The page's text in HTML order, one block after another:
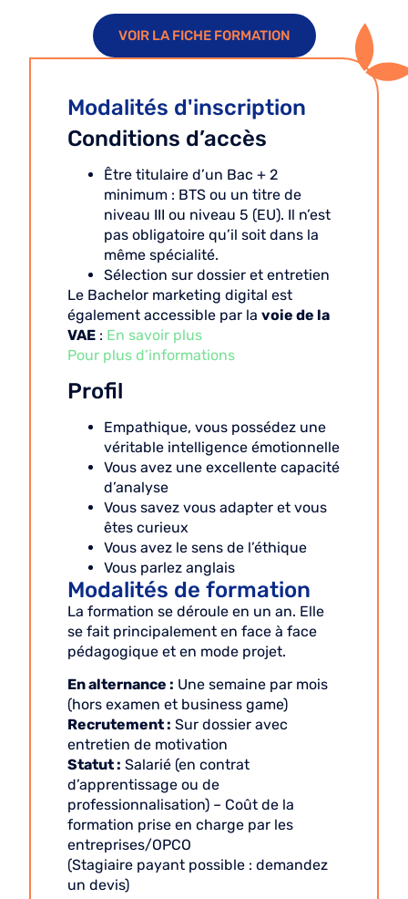
VOIR LA FICHE FORMATION
Modalités d'inscription
Conditions d’accès
Être titulaire d’un Bac + 2
minimum : BTS ou un titre de
niveau III ou niveau 5 (EU). Il n’est
pas obligatoire qu’il soit dans la
même spécialité.
Sélection sur dossier et entretien
Le Bachelor marketing digital est
également accessible par la voie de la
VAE : En savoir plus
Pour plus d’informations
Profil
Empathique, vous possédez une
véritable intelligence émotionnelle
Vous avez une excellente capacité
d’analyse
Vous savez vous adapter et vous
êtes curieux
Vous avez le sens de l’éthique
Vous parlez anglais
Modalités de formation
La formation se déroule en un an. Elle
se fait principalement en face à face
pédagogique et en mode projet.
En alternance : Une semaine par mois
(hors examen et business game)
Recrutement : Sur dossier avec
entretien de motivation
Statut : Salarié (en contrat
d’apprentissage ou de
professionnalisation) – Coût de la
formation prise en charge par les
entreprises/OPCO
(Stagiaire payant possible : demandez
un devis)